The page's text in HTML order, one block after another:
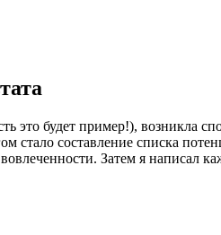
это будет пример!), возникла
составление списка
Затем я